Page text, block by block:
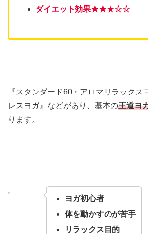
ダイエット効果★★★☆☆
『スタンダード60・アロマリラックス
レスヨガ』などがあり、基本の王道ヨ
ります。
ヨガ初心者
体を動かすのが苦手
リラックス目的